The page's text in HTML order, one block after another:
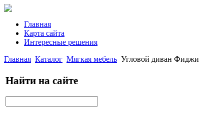
Главная
Карта сайта
Интересные решения
Главная Каталог Мягкая мебель Угловой диван Фиджи
Найти на сайте